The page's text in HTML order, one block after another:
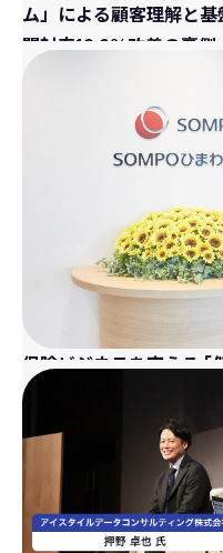
ム」による顧客理解と基
開封率12.6％改善の裏側
保険ビジネスを変える「